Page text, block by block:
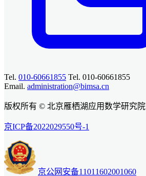
Tel. 010-60661855 Tel. 010-60661855
Email. administration@bimsa.cn
版权所有 © 北京雁栖湖应用数学研究院
京ICP备2022029550号-1
京公网安备11011602001060